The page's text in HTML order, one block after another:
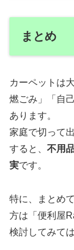
まとめ
カーペットは
燃ごみ」「自
あります。
家庭で切って
すると、 不用
実です。
特に、まとめ
方は「便利屋
検討してみて